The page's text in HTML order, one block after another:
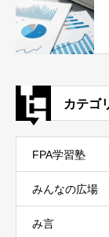
カテゴ
FPA学習塾
みんなの広場
み言